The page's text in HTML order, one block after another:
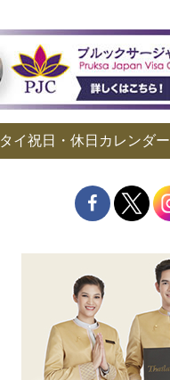
タイ祝日・休日カレンダー